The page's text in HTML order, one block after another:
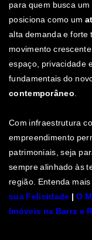
para quem busca
posiciona como um
alta demanda e forte
movimento
espaço, privacidade
fundamentais do
contemporâneo
Com infraestrutura
empreendimento
patrimoniais, seja
sempre alinhado às
região. Entenda mais
sua Felicidade | O
Imóveis na Barra e